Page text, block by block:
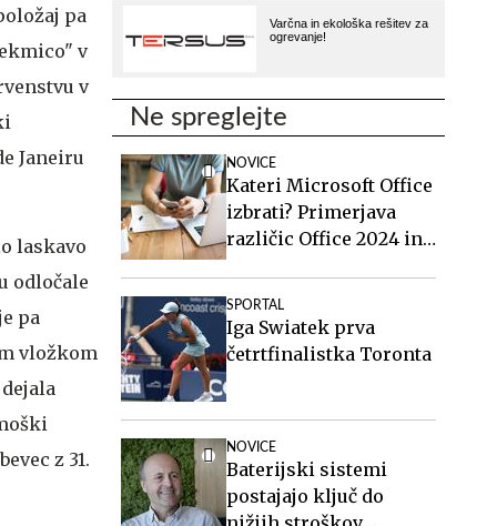
pa
v
v
Janeiru
laskavo
odločale
pa
vložkom
z 31.
Ne spreglejte
NOVICE
Kateri Microsoft Office
izbrati? Primerjava
različic Office 2024 in
SPORTAL
Iga Swiatek prva
četrtfinalistka Toronta
NOVICE
Baterijski sistemi
postajajo ključ do